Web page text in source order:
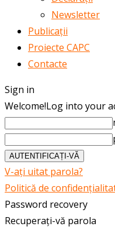
Newsletter
Publicații
Proiecte CAPC
Contacte
Sign in
Welcome!Log into your
V-ați uitat parola?
Politică de
Password recovery
Recuperați-vă parola